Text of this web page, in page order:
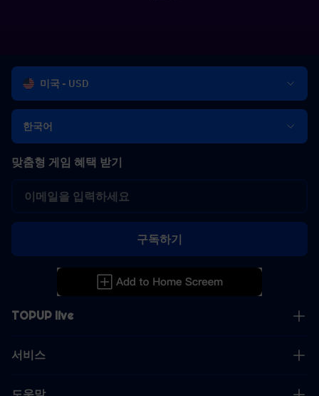
미국 - USD
한국어
TOPUP live
서비스
맞춤형 게임 혜택 받기
구독하기